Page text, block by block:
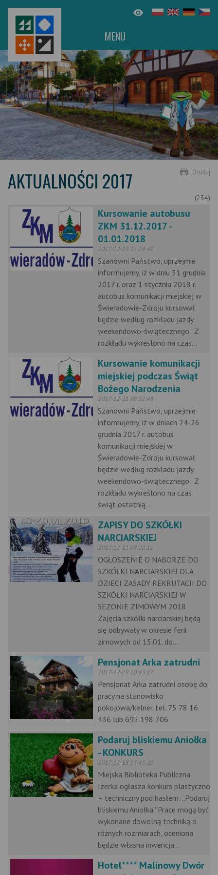
MENU
Drukuj
AKTUALNOŚCI 2017
(234)
Kursowanie autobusu
ZKM 31.12.2017 -
01.01.2018
2017-12-29 15:24:42
Szanowni Państwo, uprzejmie
informujemy, iż w dniu 31 grudnia
2017 r. oraz 1 stycznia 2018 r.
autobus komunikacji miejskiej w
Świeradowie-Zdroju kursował
będzie według rozkładu jazdy
weekendowo-świątecznego. Z
rozkładu wykreślono na czas...
Kursowanie komunikacji
miejskiej podczas Świąt
Bożego Narodzenia
2017-12-21 08:52:48
Szanowni Państwo, uprzejmie
informujemy, iż w dniach 24-26
grudnia 2017 r. autobus
komunikacji miejskiej w
Świeradowie-Zdroju kursował
będzie według rozkładu jazdy
weekendowo-świątecznego. Z
rozkładu wykreślono na czas
świąt ostatnią...
ZAPISY DO SZKÓŁKI
NARCIARSKIEJ
2017-12-21 08:20:11
OGŁOSZENIE O NABORZE DO
SZKÓŁKI NARCIARSKIEJ DLA
DZIECI ZASADY REKRUTACJI DO
SZKÓŁKI NARCIARSKIEJ W
SEZONIE ZIMOWYM 2018
Zajęcia szkółki narciarskiej będą
się odbywały w okresie ferii
zimowych od 15.01. do...
Pensjonat Arka zatrudni
2017-12-19 10:43:17
Pensjonat Arka zatrudni osobę do
pracy na stanowisko
pokojowa/kelner. tel. 75 78 16
436 lub 695 198 706
Podaruj bliskiemu Aniołka
- KONKURS
2017-12-18 13:45:20
Miejska Biblioteka Publiczna
Izerka ogłasza konkurs plastyczno
– techniczny pod hasłem: „Podaruj
bliskiemu Aniołka” Prace mogą być
wykonane dowolną techniką o
różnych rozmiarach, oceniona
będzie własna inwencja...
Hotel**** Malinowy Dwór